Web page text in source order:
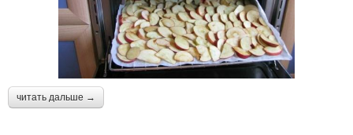
читать дальше →